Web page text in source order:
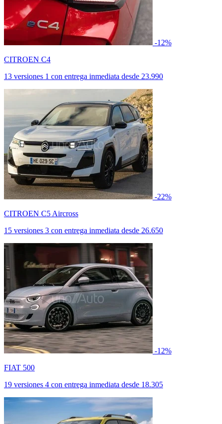
-12%
CITROEN C4
13 versiones 1 con entrega inmediata desde 23.990
-22%
CITROEN C5 Aircross
15 versiones 3 con entrega inmediata desde 26.650
-12%
FIAT 500
19 versiones 4 con entrega inmediata desde 18.305